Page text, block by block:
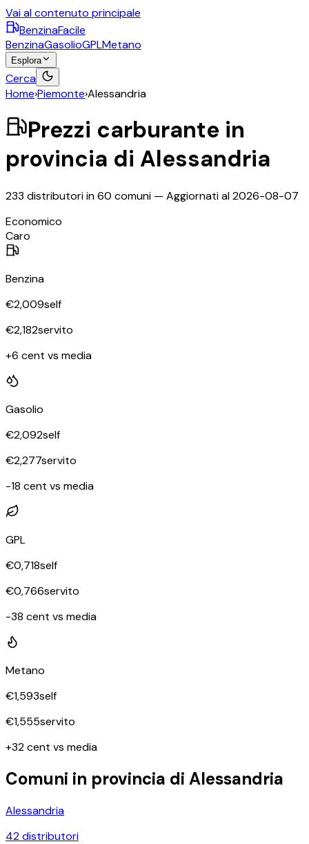
Vai al contenuto principale
BenzinaFacile
BenzinaGasolioGPLMetano
Esplora
Cerca
Home›Piemonte›Alessandria
Prezzi carburante in
provincia di Alessandria
233 distributori in60 comuni — Aggiornati al2026-08-07
Economico
Caro
Benzina
€2,009self
€2,182servito
+6 cent vs media
Gasolio
€2,092self
€2,277servito
-18 cent vs media
GPL
€0,718self
€0,766servito
-38 cent vs media
Metano
€1,593self
€1,555servito
+32 cent vs media
Comuni in provincia di Alessandria
Alessandria
42distributori